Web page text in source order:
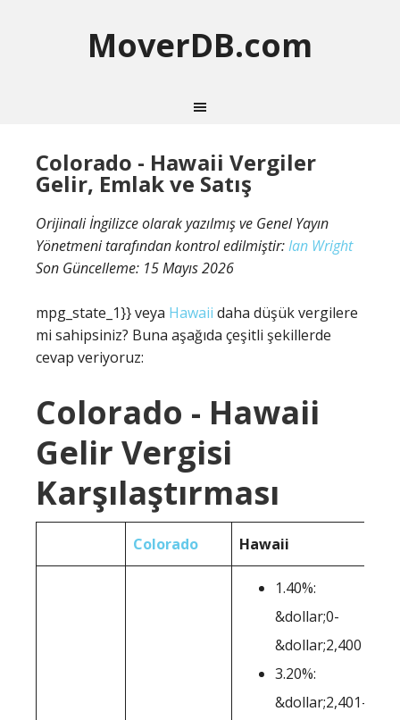
MoverDB.com
Colorado - Hawaii Vergiler
Gelir, Emlak ve Satış
Orijinali İngilizce olarak yazılmış ve Genel Yayın
Yönetmeni tarafından kontrol edilmiştir:Ian Wright
Son Güncelleme: 15 Mayıs 2026
mpg_state_1}} veya Hawaii daha düşük vergilere
mi sahipsiniz? Buna aşağıda çeşitli şekillerde
cevap veriyoruz:
Colorado - Hawaii
Gelir Vergisi
Karşılaştırması
Colorado Hawaii
1.40%:
&dollar;0-
&dollar;2,400
3.20%:
&dollar;2,401-